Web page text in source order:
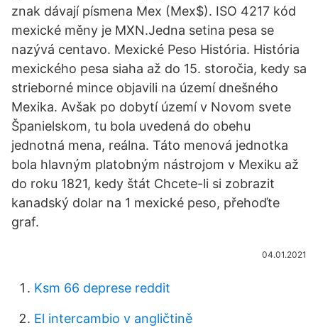
znak dávají písmena Mex (Mex$). ISO 4217 kód
mexické měny je MXN.Jedna setina pesa se
nazývá centavo. Mexické Peso História. História
mexického pesa siaha až do 15. storočia, kedy sa
strieborné mince objavili na území dnešného
Mexika. Avšak po dobytí území v Novom svete
Španielskom, tu bola uvedená do obehu
jednotná mena, reálna. Táto menová jednotka
bola hlavným platobným nástrojom v Mexiku až
do roku 1821, kedy štát Chcete-li si zobrazit
kanadský dolar na 1 mexické peso, přehoďte
graf.
04.01.2021
Ksm 66 deprese reddit
El intercambio v angličtině